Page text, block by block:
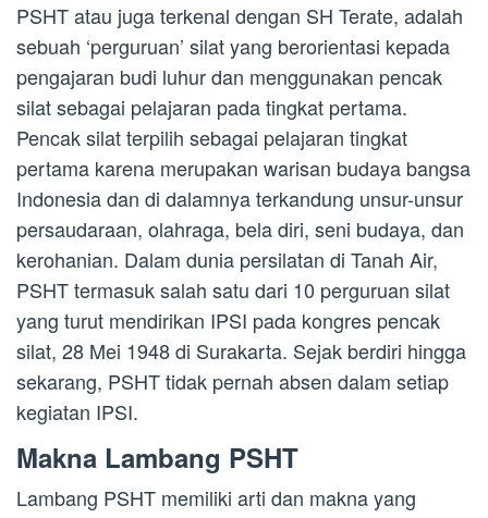
PSHT atau juga terkenal dengan SH Terate, adalah
sebuah ‘perguruan’ silat yang berorientasi kepada
pengajaran budi luhur dan menggunakan pencak
silat sebagai pelajaran pada tingkat pertama.
Pencak silat terpilih sebagai pelajaran tingkat
pertama karena merupakan warisan budaya bangsa
Indonesia dan di dalamnya terkandung unsur-unsur
persaudaraan, olahraga, bela diri, seni budaya, dan
kerohanian. Dalam dunia persilatan di Tanah Air,
PSHT termasuk salah satu dari 10 perguruan silat
yang turut mendirikan IPSI pada kongres pencak
silat, 28 Mei 1948 di Surakarta. Sejak berdiri hingga
sekarang, PSHT tidak pernah absen dalam setiap
kegiatan IPSI.
Makna Lambang PSHT
Lambang PSHT memiliki arti dan makna yang